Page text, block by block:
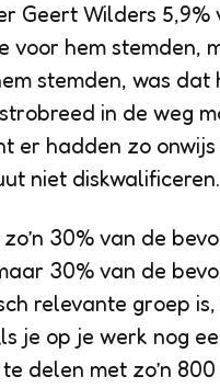
Geert Wilders
voor hem stemden,
stemden, was
in de weg
er hadden zo
niet
30% van de
30% van de
relevante groep
je op je werk nog
delen met zo’n